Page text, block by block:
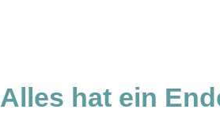
Alles hat ein